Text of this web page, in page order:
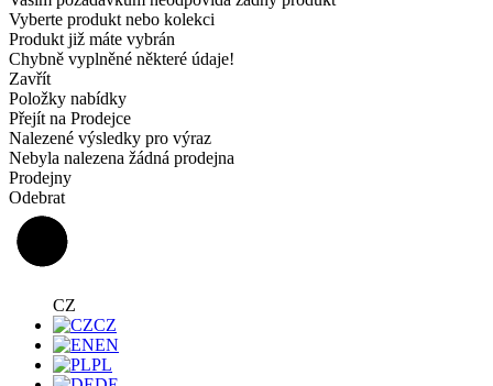
Vyberte produkt nebo kolekci
Produkt již máte vybrán
Chybně vyplněné některé údaje!
Zavřít
Položky nabídky
Přejít na Prodejce
Nalezené výsledky pro výraz
Nebyla nalezena žádná prodejna
Prodejny
Odebrat
CZ
CZ
EN
PL